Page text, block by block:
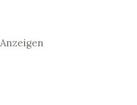
Anzeigen